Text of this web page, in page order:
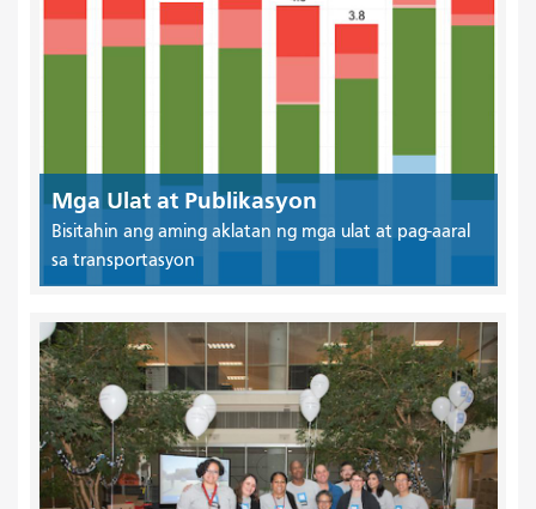
Mga Ulat at Publikasyon
Bisitahin ang aming aklatan ng mga ulat at pag-aaral
sa transportasyon